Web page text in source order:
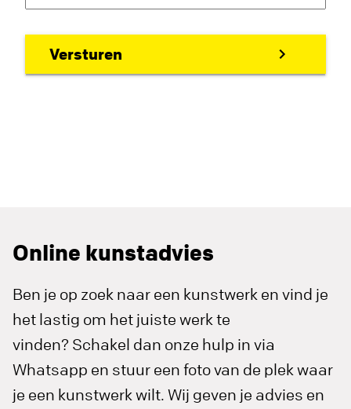
Online kunstadvies
Ben je op zoek naar een kunstwerk en vind je
het lastig om het juiste werk te
vinden? Schakel dan onze hulp in via
Whatsapp en stuur een foto van de plek waar
je een kunstwerk wilt. Wij geven je advies en